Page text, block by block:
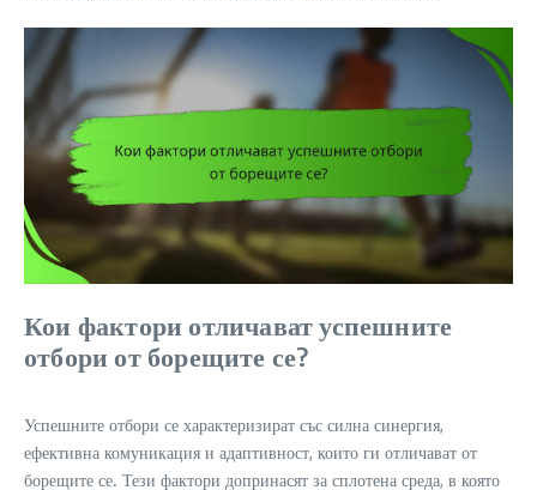
Кои фактори отличават успешните
отбори от борещите се?
Успешните отбори се характеризират със силна синергия,
ефективна комуникация и адаптивност, които ги отличават от
борещите се. Тези фактори допринасят за сплотена среда, в която